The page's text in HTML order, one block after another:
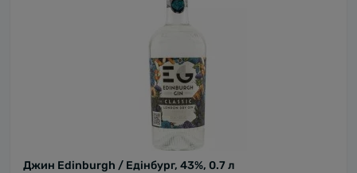
Джин Edinburgh / Едінбург, 43%, 0.7 л